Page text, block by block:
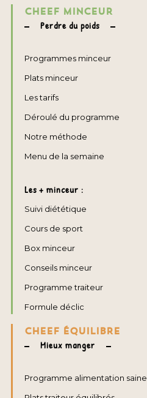
CHEEF MINCEUR
Perdre du poids
Programmes minceur
Plats minceur
Les tarifs
Déroulé du programme
Notre méthode
Menu de la semaine
Les + minceur :
Suivi diététique
Cours de sport
Box minceur
Conseils minceur
Programme traiteur
Formule déclic
CHEEF ÉQUILIBRE
Mieux manger
Programme alimentation saine